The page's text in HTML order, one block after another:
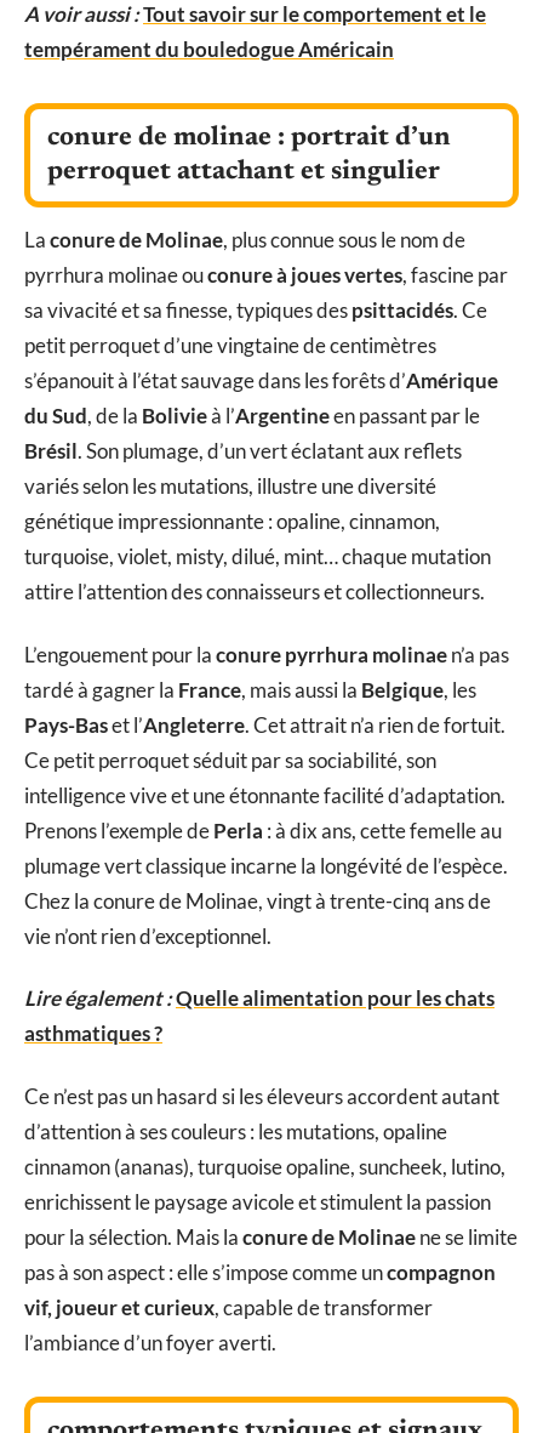
A voir aussi :Tout savoir sur le comportement et le
tempérament du bouledogue Américain
conure de molinae : portrait d’un
perroquet attachant et singulier
Laconure de Molinae, plus connue sous le nom de
pyrrhura molinae ouconure à joues vertes, fascine par
sa vivacité et sa finesse, typiques despsittacidés. Ce
petit perroquet d’une vingtaine de centimètres
s’épanouit à l’état sauvage dans les forêts d’Amérique
du Sud, de la Bolivieà l’Argentineen passant par le
Brésil. Son plumage, d’un vert éclatant aux reflets
variés selon les mutations, illustre une diversité
génétique impressionnante : opaline, cinnamon,
turquoise, violet, misty, dilué, mint… chaque mutation
attire l’attention des connaisseurs et collectionneurs.
L’engouement pour laconure pyrrhura molinaen’a pas
tardé à gagner la France, mais aussi la Belgique, les
Pays-Baset l’Angleterre. Cet attrait n’a rien de fortuit.
Ce petit perroquet séduit par sa sociabilité, son
intelligence vive et une étonnante facilité d’adaptation.
Prenons l’exemple dePerla : à dix ans, cette femelle au
plumage vert classique incarne la longévité de l’espèce.
Chez la conure de Molinae, vingt à trente-cinq ans de
vie n’ont rien d’exceptionnel.
Lire également :Quelle alimentation pour les chats
asthmatiques ?
Ce n’est pas un hasard si les éleveurs accordent autant
d’attention à ses couleurs : les mutations, opaline
cinnamon (ananas), turquoise opaline, suncheek, lutino,
enrichissent le paysage avicole et stimulent la passion
pour la sélection. Mais laconure de Molinaene se limite
pas à son aspect : elle s’impose comme uncompagnon
vif, joueur et curieux, capable de transformer
l’ambiance d’un foyer averti.